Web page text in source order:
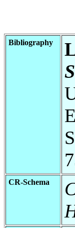
Bibliography
CR-Schema